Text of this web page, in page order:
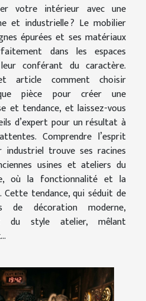
votre intérieur avec une
et industrielle ? Le mobilier
épurées et ses matériaux
dans les espaces
conférant du caractère.
article comment choisir
pièce pour créer une
et tendance, et laissez-vous
d’expert pour un résultat à
Comprendre l’esprit
industriel trouve ses racines
usines et ateliers du
où la fonctionnalité et la
tendance, qui séduit de
de décoration moderne,
du style atelier, mêlant